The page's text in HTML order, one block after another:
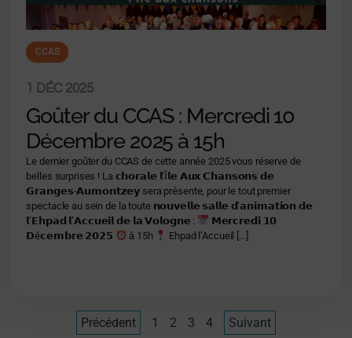
CCAS
1 DÉC 2025
Goûter du CCAS : Mercredi 10
Décembre 2025 à 15h
Le dernier goûter du CCAS de cette année 2025 vous réserve de
belles surprises ! La 𝗰𝗵𝗼𝗿𝗮𝗹𝗲 𝗹’Î𝗹𝗲 𝗔𝘂𝘅 𝗖𝗵𝗮𝗻𝘀𝗼𝗻𝘀 𝗱𝗲
𝗚𝗿𝗮𝗻𝗴𝗲𝘀-𝗔𝘂𝗺𝗼𝗻𝘁𝘇𝗲𝘆 sera présente, pour le tout premier
spectacle au sein de la toute 𝗻𝗼𝘂𝘃𝗲𝗹𝗹𝗲 𝘀𝗮𝗹𝗹𝗲 𝗱’𝗮𝗻𝗶𝗺𝗮𝘁𝗶𝗼𝗻 𝗱𝗲
𝗹’𝗘𝗵𝗽𝗮𝗱 𝗹’𝗔𝗰𝗰𝘂𝗲𝗶𝗹 𝗱𝗲 𝗹𝗮 𝗩𝗼𝗹𝗼𝗴𝗻𝗲 :
𝗠𝗲𝗿𝗰𝗿𝗲𝗱𝗶 𝟭𝟬
𝗗é𝗰𝗲𝗺𝗯𝗿𝗲 𝟮𝟬𝟮𝟱
à 15h Ehpad l’Accueil […]
Précédent 1 2 3 4 Suivant